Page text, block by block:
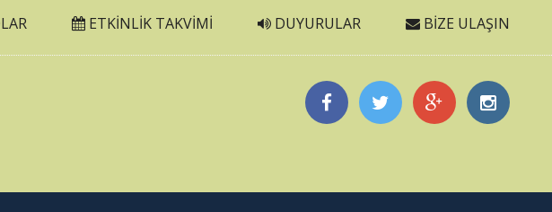
BIZE ULAŞIN
DUYURULAR
ETKINLIK TAKVIMI